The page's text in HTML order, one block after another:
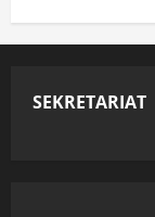
SEKRETARIAT